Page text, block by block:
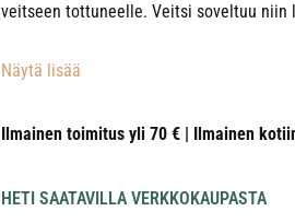
veitseen tottuneelle. Veitsi soveltuu niin
Näytä lisää
Ilmainen toimitus yli 70 € | Ilmainen
HETI SAATAVILLA VERKKOKAUPASTA